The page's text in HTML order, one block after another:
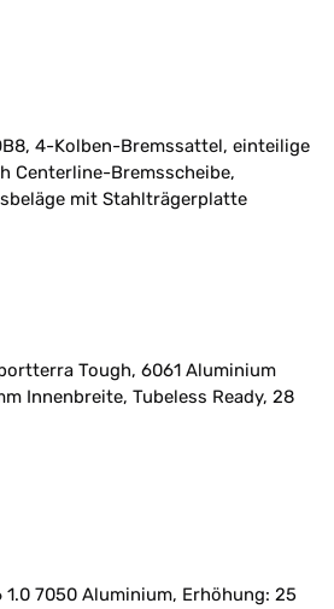
4-Kolben-Bremssattel, einteilige
Centerline-Bremsscheibe,
mit Stahlträgerplatte
Tough, 6061 Aluminium
Innenbreite, Tubeless Ready, 28
1.0 7050 Aluminium, Erhöhung: 25